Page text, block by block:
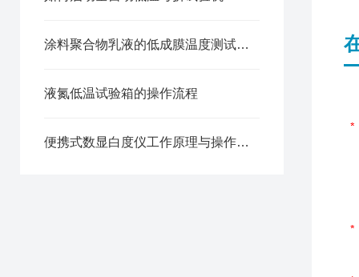
涂料聚合物乳液的低成膜温度测试方法
液氮低温试验箱的操作流程
便携式数显白度仪工作原理与操作使用